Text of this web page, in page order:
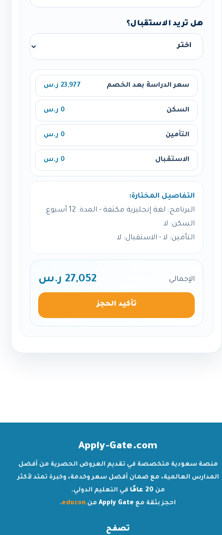
هل تريد الاستقبال؟
سعر الدراسة بعد الخصم 23,977 ر.س
السكن 0 ر.س
التأمين 0 ر.س
الاستقبال 0 ر.س
التفاصيل المختارة:
البرنامج: لغة إنجليزية مكثفة - المدة: 12 أسبوع
السكن: لا
التأمين: لا - الاستقبال: لا
الإجمالي 27,052 ر.س
تأكيد الحجز
Apply-Gate.com
منصة سعودية متخصصة في تقديم العروض الحصرية من أفضل
المدارس العالمية، مع ضمان أفضل سعر وخدمة، وخبرة تمتد لأكثر
من 20 عامًا
في التعليم الدولي.
احجز بثقة مع Apply Gate من educon
.
تصفح